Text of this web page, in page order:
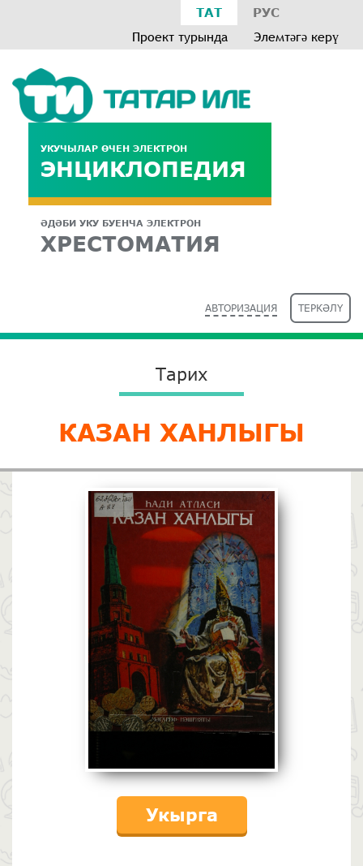
ТАТ РУС
Проект турында Элемтәгә керү
УКУЧЫЛАР ӨЧЕН ЭЛЕКТРОН
ЭНЦИКЛОПЕДИЯ
ӘДӘБИ УКУ БУЕНЧА ЭЛЕКТРОН
ХРЕСТОМАТИЯ
АВТОРИЗАЦИЯ ТЕРКӘЛҮ
Тарих
КАЗАН ХАНЛЫГЫ
Укырга